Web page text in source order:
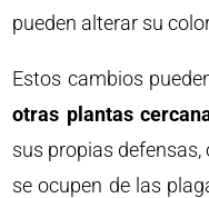
pueden alterar su
Estos cambios
otras plantas
sus propias
se ocupen de las